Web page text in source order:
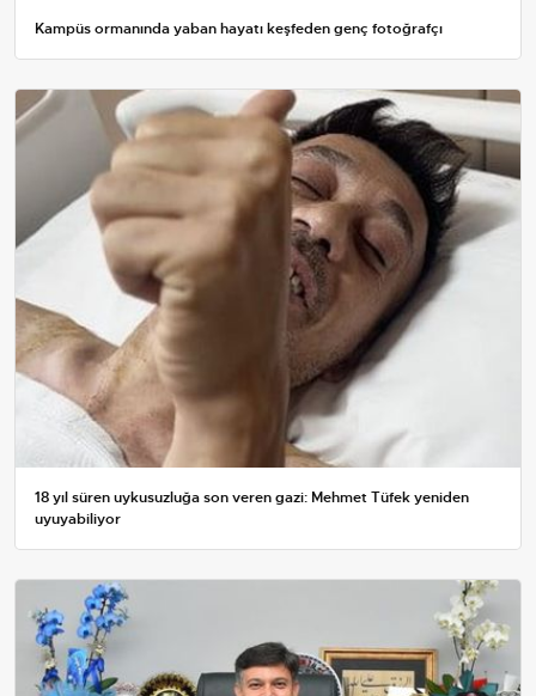
Kampüs ormanında yaban hayatı keşfeden genç fotoğrafçı
18 yıl süren uykusuzluğa son veren gazi: Mehmet Tüfek yeniden
uyuyabiliyor